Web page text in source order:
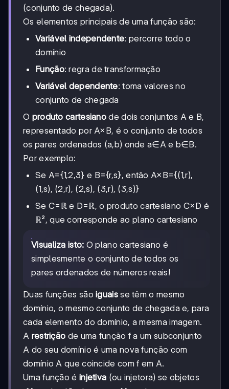
(conjunto de chegada).
Os elementos principais de uma função são:
Variável independente: percorre todo o
domínio
Função: regra de transformação
Variável dependente: toma valores no
conjunto de chegada
O produto cartesiano de dois conjuntos A e B,
representado por A×B, é o conjunto de todos
os pares ordenados (a,b) onde a∈A e b∈B.
Por exemplo:
Se A={1,2,3} e B={r,s}, então A×B={(1,r),
(1,s), (2,r), (2,s), (3,r), (3,s)}
Se C=ℝ e D=ℝ, o produto cartesiano C×D é
ℝ², que corresponde ao plano cartesiano
Visualiza isto: O plano cartesiano é
simplesmente o conjunto de todos os
pares ordenados de números reais!
Duas funções sãoiguaisse têm o mesmo
domínio, o mesmo conjunto de chegada e, para
cada elemento do domínio, a mesma imagem.
A restrição de uma função f a um subconjunto
A do seu domínio é uma nova função com
domínio A que coincide com f em A.
Uma função é injetiva (ou injetora) se objetos